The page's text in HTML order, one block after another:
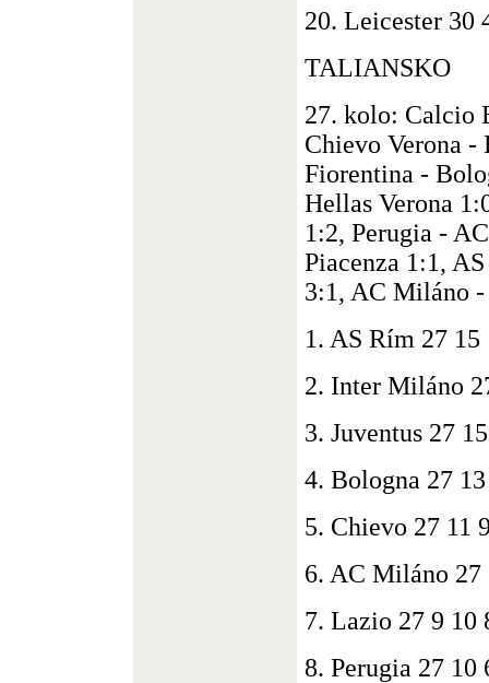
20. Leicester 30
TALIANSKO
27. kolo: Calcio
Chievo Verona -
Fiorentina -
Hellas Verona
1:2, Perugia -
Piacenza 1:1,
3:1, AC Miláno
1. AS Rím 27 15
2. Inter Miláno
3. Juventus 27
4. Bologna 27
5. Chievo 27 11
6. AC Miláno 27
7. Lazio 27 9 10
8. Perugia 27 10